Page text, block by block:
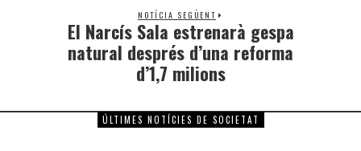
NOTÍCIA SEGÜENT
El Narcís Sala estrenarà gespa
natural després d’una reforma
d’1,7 milions
ÚLTIMES NOTÍCIES DE SOCIETAT